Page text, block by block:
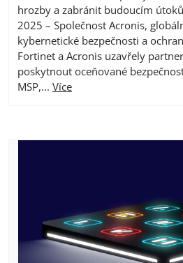
hrozby a zabránit budoucím
2025 – Společnost Acronis,
kybernetické bezpečnosti a
Fortinet a Acronis uzavřely
poskytnout oceňované
MSP,... Více